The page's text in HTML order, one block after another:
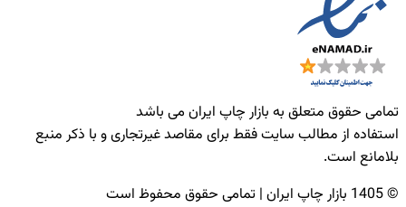
تمامی حقوق متعلق به بازار چاپ ایران می باشد
استفاده از مطالب سایت فقط برای مقاصد غیرتجاری و با ذکر منبع
بلامانع است.
© 1405 بازار چاپ ایران | تمامی حقوق محفوظ است